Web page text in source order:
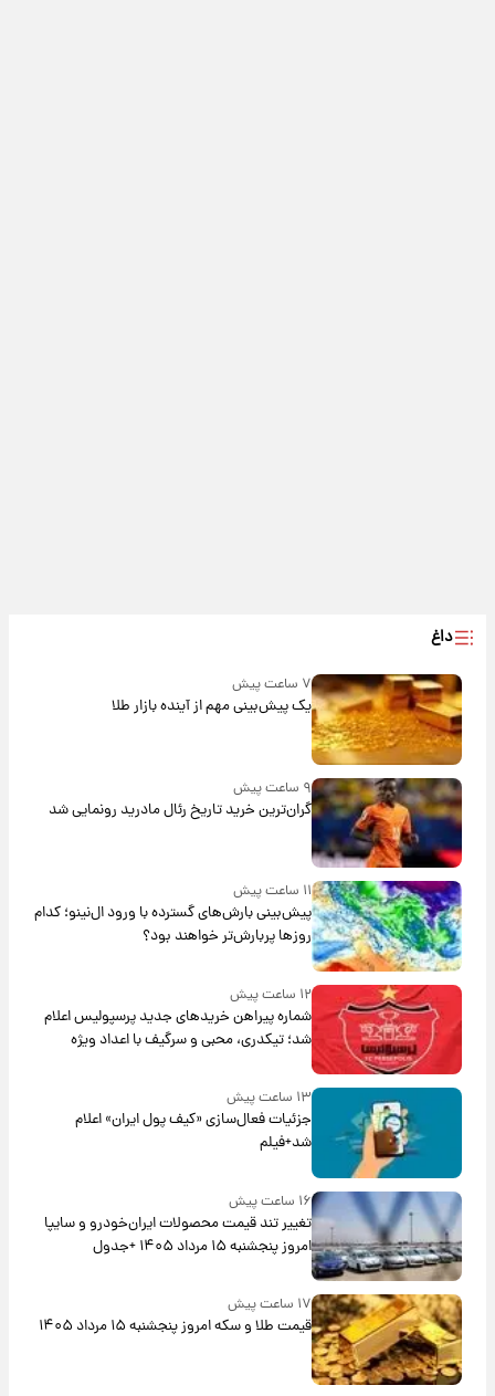
داغ
۷ ساعت پیش
یک پیش‌بینی مهم از آینده بازار طلا
۹ ساعت پیش
گران‌ترین خرید تاریخ رئال مادرید رونمایی شد
۱۱ ساعت پیش
پیش‌بینی بارش‌های گسترده با ورود ال‌نینو؛ کدام
روزها پربارش‌تر خواهند بود؟
۱۲ ساعت پیش
شماره پیراهن خریدهای جدید پرسپولیس اعلام
شد؛ تیکدری، محبی و سرگیف با اعداد ویژه
۱۳ ساعت پیش
جزئیات فعال‌سازی «کیف پول ایران» اعلام
شد+فیلم
۱۶ ساعت پیش
تغییر تند قیمت محصولات ایران‌خودرو و سایپا
امروز پنجشنبه ۱۵ مرداد ۱۴۰۵ +جدول
۱۷ ساعت پیش
قیمت طلا و سکه امروز پنجشنبه ۱۵ مرداد ۱۴۰۵